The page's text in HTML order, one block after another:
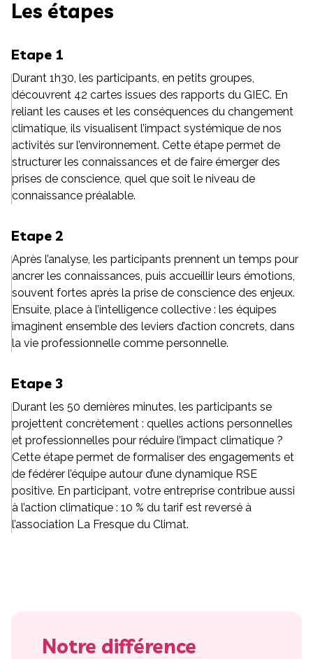
Les étapes
Etape 1
Durant 1h30, les participants, en petits groupes,
découvrent 42 cartes issues des rapports du GIEC. En
reliant les causes et les conséquences du changement
climatique, ils visualisent l’impact systémique de nos
activités sur l’environnement. Cette étape permet de
structurer les connaissances et de faire émerger des
prises de conscience, quel que soit le niveau de
connaissance préalable.
Etape 2
Après l’analyse, les participants prennent un temps pour
ancrer les connaissances, puis accueillir leurs émotions,
souvent fortes après la prise de conscience des enjeux.
Ensuite, place à l’intelligence collective : les équipes
imaginent ensemble des leviers d’action concrets, dans
la vie professionnelle comme personnelle.
Etape 3
Durant les 50 dernières minutes, les participants se
projettent concrètement : quelles actions personnelles
et professionnelles pour réduire l’impact climatique ?
Cette étape permet de formaliser des engagements et
de fédérer l’équipe autour d’une dynamique RSE
positive. En participant, votre entreprise contribue aussi
à l’action climatique : 10 % du tarif est reversé à
l’association La Fresque du Climat.
Notre différence